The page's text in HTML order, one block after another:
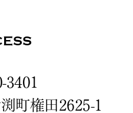
3401
町権田2625-1